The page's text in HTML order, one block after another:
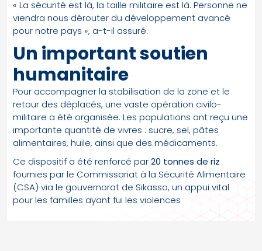
« La sécurité est là, la taille militaire est là. Personne ne
viendra nous dérouter du développement avancé
pour notre pays », a-t-il assuré.
Un important soutien
humanitaire
Pour accompagner la stabilisation de la zone et le
retour des déplacés, une vaste opération civilo-
militaire a été organisée. Les populations ont reçu une
importante quantité de vivres : sucre, sel, pâtes
alimentaires, huile, ainsi que des médicaments.
Ce dispositif a été renforcé par20 tonnes de riz
fournies par le Commissariat à la Sécurité Alimentaire
(CSA) via le gouvernorat de Sikasso, un appui vital
pour les familles ayant fui les violences